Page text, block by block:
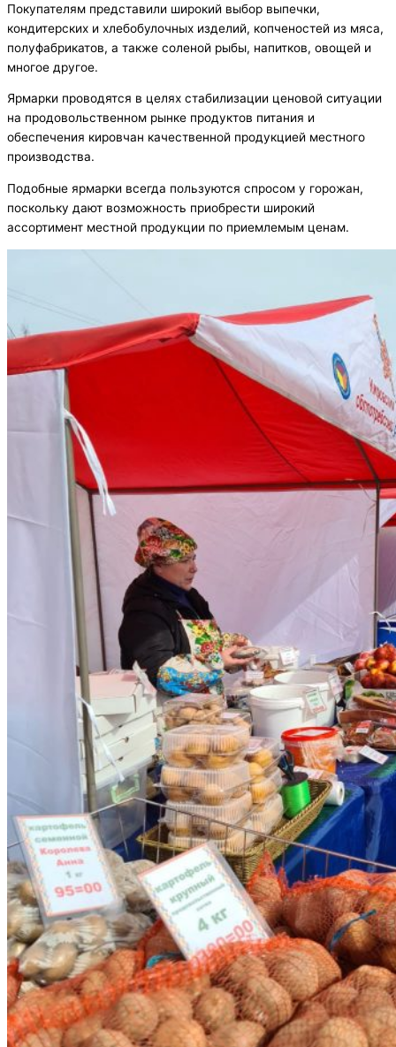
Покупателям представили широкий выбор выпечки,
кондитерских и хлебобулочных изделий, копченостей из мяса,
полуфабрикатов, а также соленой рыбы, напитков, овощей и
многое другое.
Ярмарки проводятся в целях стабилизации ценовой ситуации
на продовольственном рынке продуктов питания и
обеспечения кировчан качественной продукцией местного
производства.
Подобные ярмарки всегда пользуются спросом у горожан,
поскольку дают возможность приобрести широкий
ассортимент местной продукции по приемлемым ценам.